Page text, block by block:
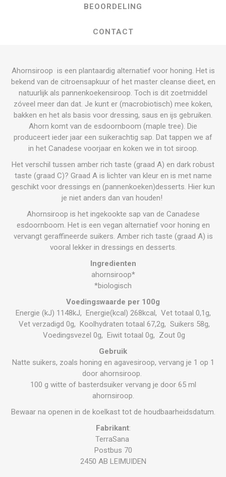
BEOORDELING
CONTACT
Ahornsiroop is een plantaardig alternatief voor honing. Het is
bekend van de citroensapkuur of het master cleanse dieet, en
natuurlijk als pannenkoekensiroop. Toch is dit zoetmiddel
zóveel meer dan dat. Je kunt er (macrobiotisch) mee koken,
bakken en het als basis voor dressing, saus en ijs gebruiken.
Ahorn komt van de esdoornboom (maple tree). Die
produceert ieder jaar een suikerachtig sap. Dat tappen we af
in het Canadese voorjaar en koken we in tot siroop.
Het verschil tussen amber rich taste (graad A) en dark robust
taste (graad C)? Graad A is lichter van kleur en is met name
geschikt voor dressings en (pannenkoeken)desserts. Hier kun
je niet anders dan van houden!
Ahornsiroop is het ingekookte sap van de Canadese
esdoornboom. Het is een vegan alternatief voor honing en
vervangt geraffineerde suikers. Amber rich taste (graad A) is
vooral lekker in dressings en desserts.
Ingredienten
ahornsiroop*
*biologisch
Voedingswaarde per 100g
Energie (kJ) 1148kJ, Energie(kcal) 268kcal, Vet totaal 0,1g,
Vet verzadigd 0g, Koolhydraten totaal 67,2g, Suikers 58g,
Voedingsvezel 0g, Eiwit totaal 0g, Zout 0g
Gebruik
Natte suikers, zoals honing en agavesiroop, vervang je 1 op 1
door ahornsiroop.
100 g witte of basterdsuiker vervang je door 65 ml
ahornsiroop.
Bewaar na openen in de koelkast tot de houdbaarheidsdatum.
Fabrikant:
TerraSana
Postbus 70
2450 AB LEIMUIDEN